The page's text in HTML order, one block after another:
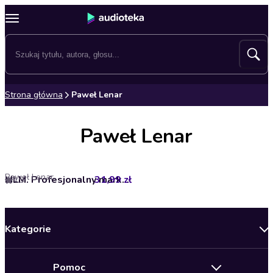
Strona główna Paweł Lenar
Paweł Lenar
MLM. Profesjonalny marketing sieciowy - sposób na sukces w biznesie. Wydanie II rozszerzone
Paweł Lenar
4.3 31,99 zł
Kategorie
Pomoc